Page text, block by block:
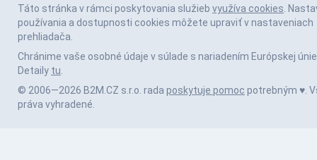
Táto stránka v rámci poskytovania služieb využíva cookies.
používania a dostupnosti cookies môžete upraviť v nastaveniach
prehliadača.
Chránime vaše osobné údaje v súlade s nariadením Európskej únie
Detaily tu.
© 2006—2026 B2M.CZ s.r.o. rada poskytuje pomoc potrebným ♥️.
práva vyhradené.